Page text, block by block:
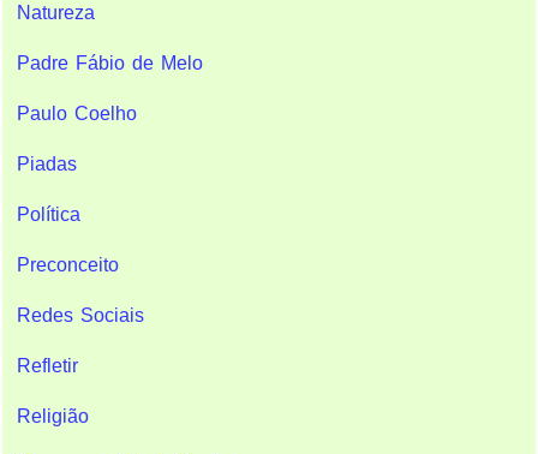
Natureza
Padre Fábio de Melo
Paulo Coelho
Piadas
Política
Preconceito
Redes Sociais
Refletir
Religião